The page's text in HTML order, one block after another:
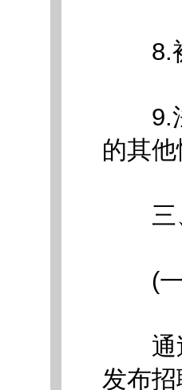
8.被
9.法
的其他
三
(一)
通过
发布